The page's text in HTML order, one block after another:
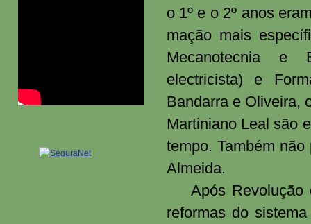
o 1º e o 2º anos
mação mais
Mecanotecnia e
electricista) e
Bandarra e Oliveira,
Martiniano Leal são
tempo. Também
Almeida.
Após Revolução
reformas do